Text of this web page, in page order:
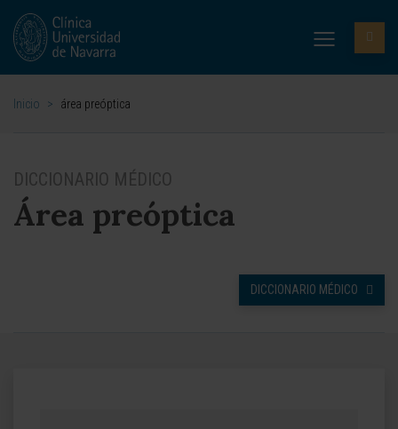
Inicio > área preóptica
DICCIONARIO MÉDICO
Área preóptica
DICCIONARIO MÉDICO